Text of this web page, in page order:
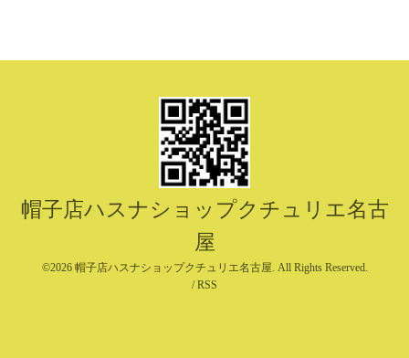
帽子店ハスナショップクチュリエ名古
屋
©2026 帽子店ハスナショップクチュリエ名古屋 . All Rights Reserved.
/RSS